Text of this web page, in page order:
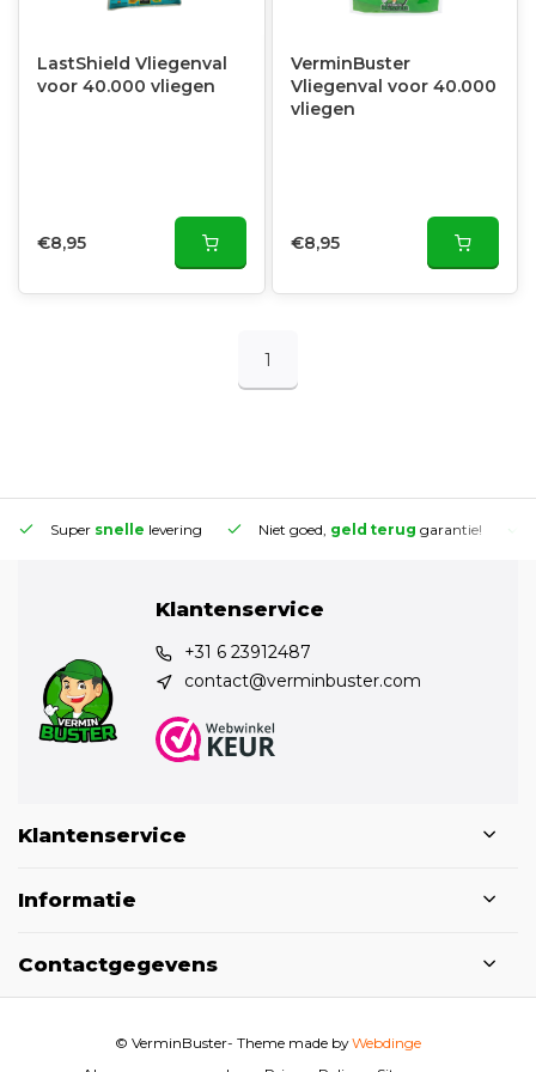
LastShield Vliegenval
voor 40.000 vliegen
€8,95
VerminBuster
Vliegenval voor 40.000
vliegen
€8,95
1
Super snelle levering Niet goed, geld terug garantie!
Klantenservice
+31 6 23912487
contact@verminbuster.com
Klantenservice
Informatie
Contactgegevens
© VerminBuster- Theme made byWebdinge